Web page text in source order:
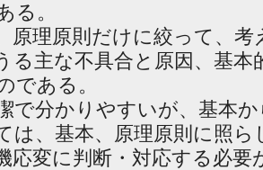
る。
原理原則だけに絞って、考
る主な不具合と原因、基本
である。
で分かりやすいが、基本
は、基本、原理原則に照ら
応変に判断・対応する必要